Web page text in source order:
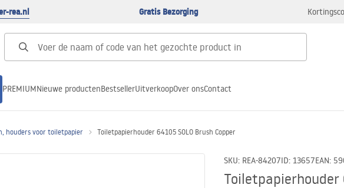
rea.nl Gratis Bezorging
PREMIUMNieuwe productenBestsellerUitverkoopOver onsContact
houders voor toiletpapier Toiletpapierhouder 64105 SOLO Brush Copper
SKU: REA-84207ID: 13657EAN:
Toiletpapierhouder